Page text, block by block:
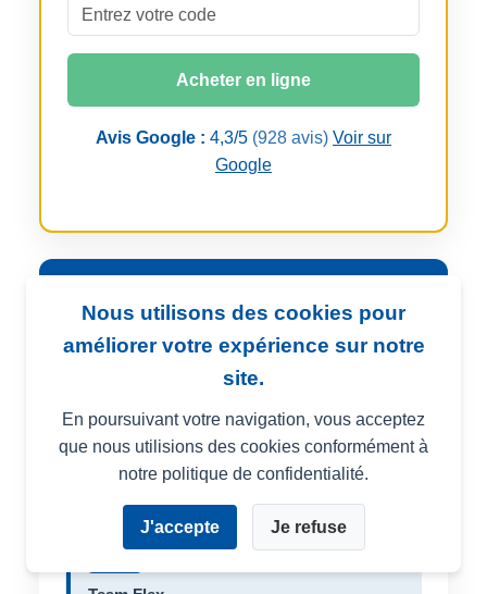
Nous utilisons des cookies pour
améliorer votre expérience sur notre
site.
En poursuivant votre navigation, vous acceptez
que nous utilisions des cookies conformément à
notre politique de confidentialité.
J'accepte Je refuse
Acheter en ligne
Avis Google : 4,3/5 (928 avis) Voir sur
Google
Forfait SaaS
Collaboration
Solution pour PME et entreprise de
taille intermédiaire